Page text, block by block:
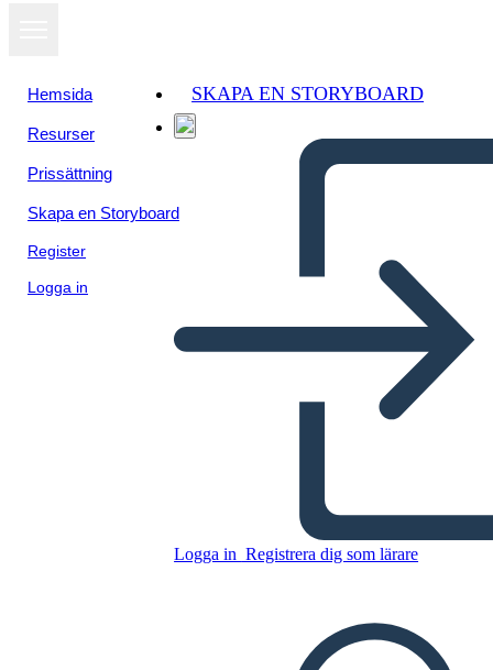
Hemsida
Resurser
Prissättning
Skapa en Storyboard
Register
Logga in
SKAPA EN STORYBOARD
Logga in Registrera dig som lärare
Kopiera denna storyboard
SPELA UPP BILDSPEL
LÄS FÖR MIG
Visa som
bildspel